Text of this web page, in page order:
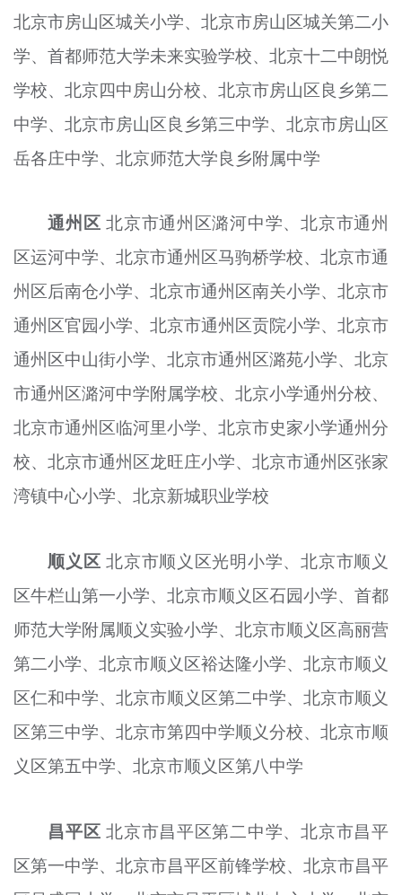
北京市房山区城关小学、北京市房山区城关第二小
学、首都师范大学未来实验学校、北京十二中朗悦
学校、北京四中房山分校、北京市房山区良乡第二
中学、北京市房山区良乡第三中学、北京市房山区
岳各庄中学、北京师范大学良乡附属中学
通州区 北京市通州区潞河中学、北京市通州
区运河中学、北京市通州区马驹桥学校、北京市通
州区后南仓小学、北京市通州区南关小学、北京市
通州区官园小学、北京市通州区贡院小学、北京市
通州区中山街小学、北京市通州区潞苑小学、北京
市通州区潞河中学附属学校、北京小学通州分校、
北京市通州区临河里小学、北京市史家小学通州分
校、北京市通州区龙旺庄小学、北京市通州区张家
湾镇中心小学、北京新城职业学校
顺义区 北京市顺义区光明小学、北京市顺义
区牛栏山第一小学、北京市顺义区石园小学、首都
师范大学附属顺义实验小学、北京市顺义区高丽营
第二小学、北京市顺义区裕达隆小学、北京市顺义
区仁和中学、北京市顺义区第二中学、北京市顺义
区第三中学、北京市第四中学顺义分校、北京市顺
义区第五中学、北京市顺义区第八中学
昌平区 北京市昌平区第二中学、北京市昌平
区第一中学、北京市昌平区前锋学校、北京市昌平